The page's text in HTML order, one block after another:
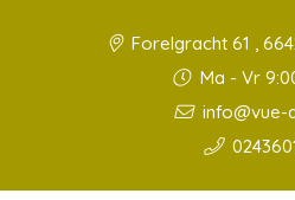
Forelgracht 61 ,
Ma - Vr
info@vue-